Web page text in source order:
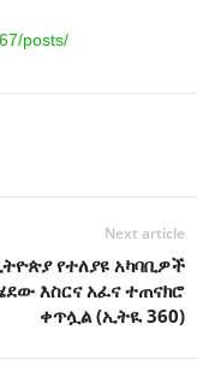
posts/
Next article
የተለያዩ አካባቢዎች
እስርና አፈና ተጠናክሮ
ቀጥሏል (ኢትዪ 360)